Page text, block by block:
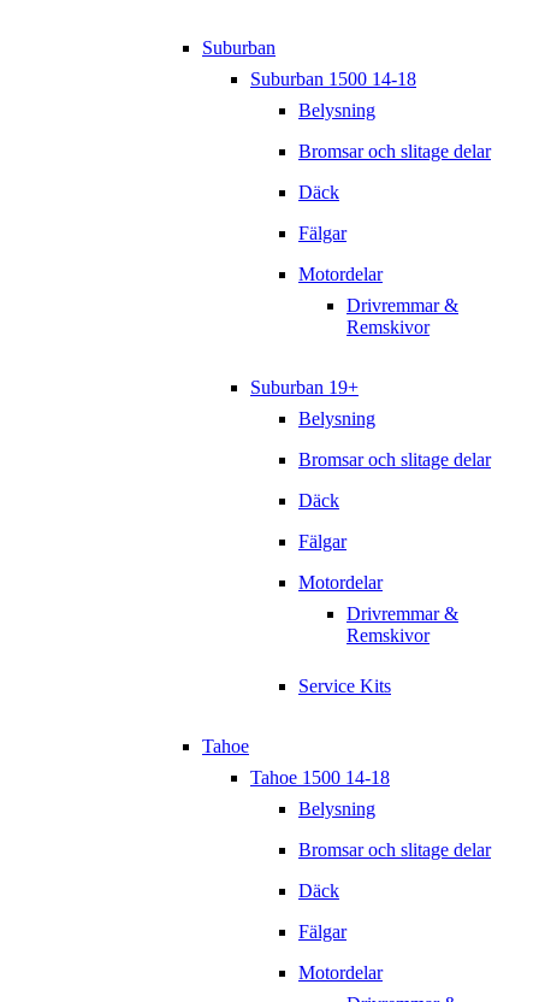
Suburban
Suburban 1500 14-18
Belysning
Bromsar och slitage delar
Däck
Fälgar
Motordelar
Drivremmar &
Remskivor
Suburban 19+
Belysning
Bromsar och slitage delar
Däck
Fälgar
Motordelar
Drivremmar &
Remskivor
Service Kits
Tahoe
Tahoe 1500 14-18
Belysning
Bromsar och slitage delar
Däck
Fälgar
Motordelar